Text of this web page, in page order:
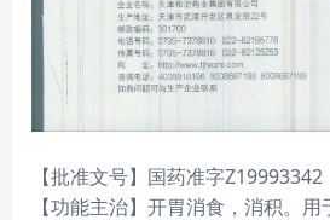
【批准文号】国药准字Z19993342
【功能主治】开胃消食，消积。